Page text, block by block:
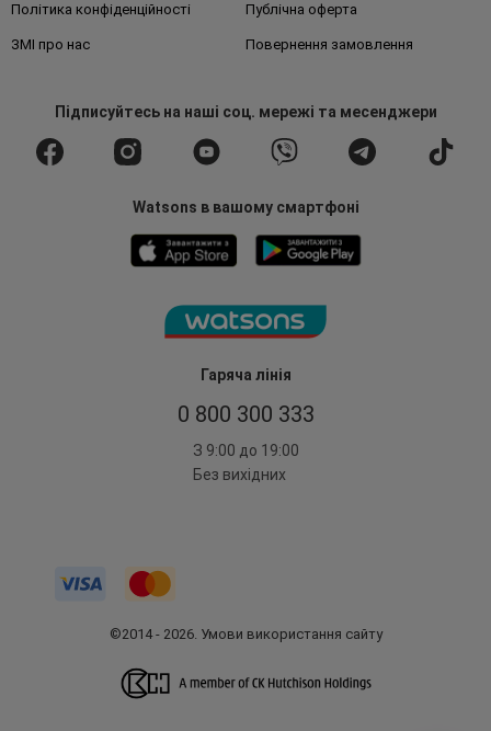
Гаряча лінія
0 800 300 333
З 9:00 до 19:00
Без вихідних
Політика конфіденційності Публічна оферта
ЗМІ про нас Повернення замовлення
Підписуйтесьна наші соц. мережі та месенджери
Watsons в вашому смартфоні
©2014 - 2026. Умови використання сайту